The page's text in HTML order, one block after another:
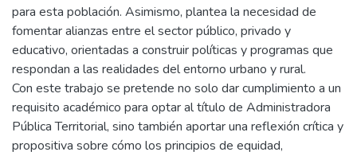
para esta población. Asimismo, plantea la necesidad de
fomentar alianzas entre el sector público, privado y
educativo, orientadas a construir políticas y programas que
respondan a las realidades del entorno urbano y rural.
Con este trabajo se pretende no solo dar cumplimiento a un
requisito académico para optar al título de Administradora
Pública Territorial, sino también aportar una reflexión crítica y
propositiva sobre cómo los principios de equidad,